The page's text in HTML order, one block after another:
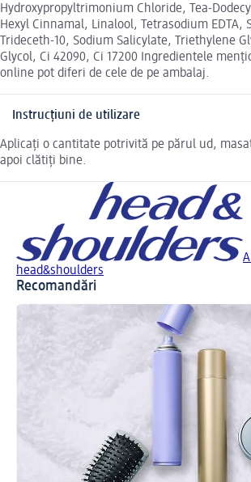
Hydroxypropyltrimonium Chloride, Tea-
Hexyl Cinnamal, Linalool, Tetrasodium EDTA,
Trideceth-10, Sodium Salicylate, Triethylene
Glycol, Ci 42090, Ci 17200 Ingredientele
online pot diferi de cele de pe ambalaj.
Instrucțiuni de utilizare
Aplicați o cantitate potrivită pe părul ud,
apoi clătiți bine.
head&shoulders
Recomandări